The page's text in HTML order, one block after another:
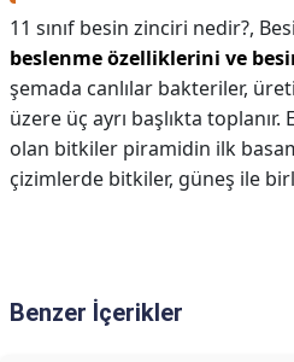
11 sınıf besin zinciri nedir?,
beslenme özelliklerini ve
şemada canlılar bakteriler,
üzere üç ayrı başlıkta
olan bitkiler piramidin ilk
çizimlerde bitkiler, güneş ile
Benzer İçerikler